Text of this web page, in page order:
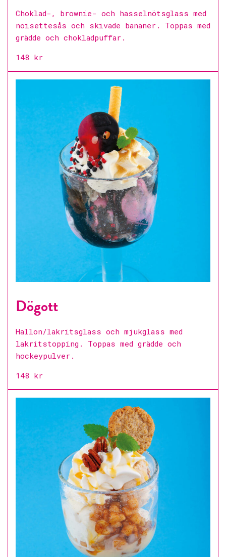
Choklad-, brownie- och hasselnötsglass med
noisettesås och skivade bananer. Toppas med
grädde och chokladpuffar.
148 kr
Dögott
Hallon/lakritsglass och mjukglass med
lakritstopping. Toppas med grädde och
hockeypulver.
148 kr